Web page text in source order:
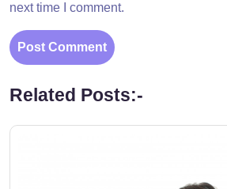
next time I comment.
Related Posts:-